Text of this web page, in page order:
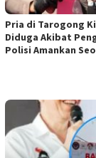
Pria di Tarogong
Diduga Akibat
Polisi Amankan